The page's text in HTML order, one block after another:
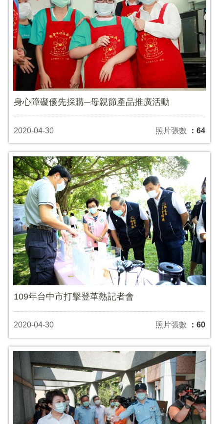
身心障礙優先採購─母親節產品推廣活動
2020-04-30 照片張數 ：64
109年台中市打擊登革熱記者會
2020-04-30 照片張數 ：60